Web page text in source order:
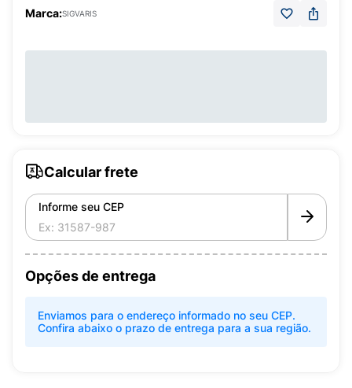
Marca:SIGVARIS
Calcular frete
Informe seu CEP
Opções de entrega
Enviamos para o endereço informado no seu CEP.
Confira abaixo o prazo de entrega para a sua região.